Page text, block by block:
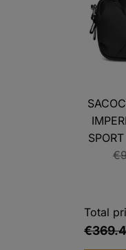
€
Total